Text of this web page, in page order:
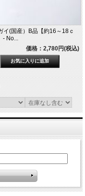
イ(国産）B品【約16～18ｃ
- No...
価格：2,780円(税込)